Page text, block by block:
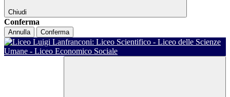
Chiudi
Conferma
Annulla Conferma